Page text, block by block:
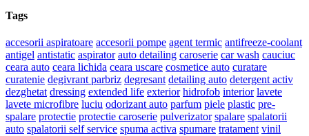
Tags
accesorii aspiratoare accesorii pompe agent termic antifreeze-coolant
antigel antistatic aspirator auto detailing caroserie car wash cauciuc
ceara auto ceara lichida ceara uscare cosmetice auto curatare
curatenie degivrant parbriz degresant detailing auto detergent activ
dezghetat dressing extended life exterior hidrofob interior lavete
lavete microfibre luciu odorizant auto parfum piele plastic pre-
spalare protectie protectie caroserie pulverizator spalare spalatorii
auto spalatorii self service spuma activa spumare tratament vinil